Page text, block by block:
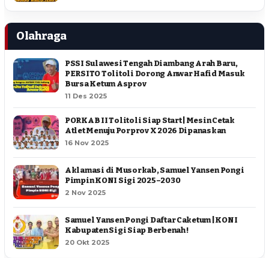
Olahraga
PSSI Sulawesi Tengah Diambang Arah Baru,
PERSITO Tolitoli Dorong Anwar Hafid Masuk
Bursa Ketum Asprov
11 Des 2025
PORKAB II Tolitoli Siap Start | Mesin Cetak
Atlet Menuju Porprov X 2026 Dipanaskan
16 Nov 2025
Aklamasi di Musorkab, Samuel Yansen Pongi
Pimpin KONI Sigi 2025–2030
2 Nov 2025
Samuel Yansen Pongi Daftar Caketum | KONI
Kabupaten Sigi Siap Berbenah !
20 Okt 2025